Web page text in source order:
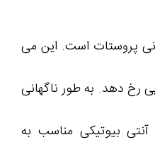
پروستات است. این می
رخ دهد. به طور ناگهانی
بیوتیکی مناسب به